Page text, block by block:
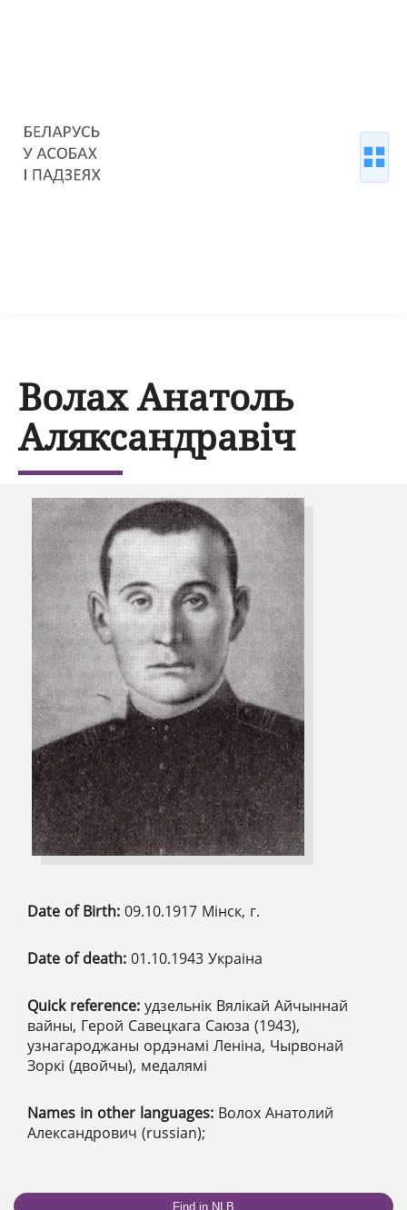
Волах Анатоль
Аляксандравіч
Date of Birth: 09.10.1917 Мінск, г.
Date of death: 01.10.1943 Украіна
Quick reference: удзельнік Вялікай Айчыннай
вайны, Герой Савецкага Саюза (1943),
узнагароджаны ордэнамі Леніна, Чырвонай
Зоркі (двойчы), медалямі
Names in other languages: Волох Анатолий
Александрович (russian);
Find in NLB